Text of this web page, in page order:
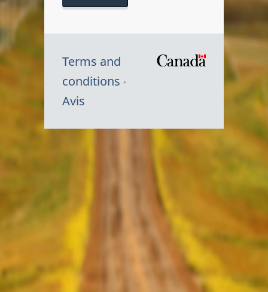
Terms and
conditions
Avis
Symbole
Canada